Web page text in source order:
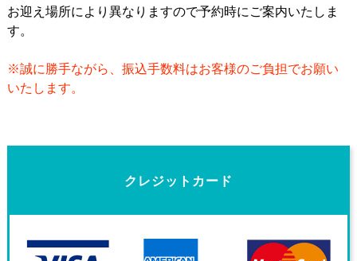
金
お迎え場所により異なりますので予約時にご案内いたしま
す。
※誠に勝手ながら、振込手数料はお客様のご負担でお願い
いたします。
クレジットカード